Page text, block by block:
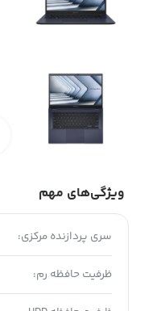
ویژگی‌های مهم
سری پردازنده مرکزی:
ظرفیت حافظه رم: